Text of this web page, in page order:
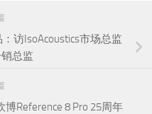
访IsoAcoustics市场总监
总监
Reference 8 Pro 25周年